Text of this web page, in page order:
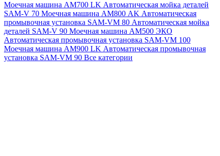
Моечная машина AM700 LK Автоматическая мойка деталей
SAM-V 70 Моечная машина АМ800 AK Автоматическая
промывочная установка SAM-VM 80 Автоматическая мойка
деталей SAM-V 90 Моечная машина АМ500 ЭКО
Автоматическая промывочная установка SAM-VM 100
Моечная машина AM900 LK Автоматическая промывочная
установка SAM-VM 90 Все категории